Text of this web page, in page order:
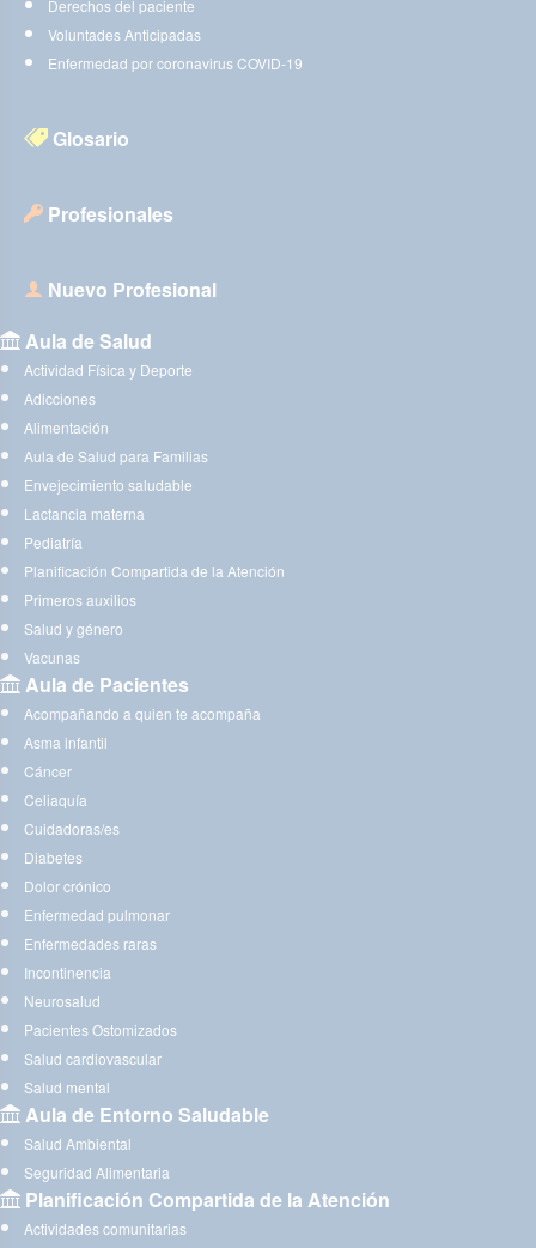
Derechos del paciente
Voluntades Anticipadas
Enfermedad por coronavirus COVID-19
Glosario
Profesionales
Nuevo Profesional
Aula de Salud
Actividad Física y Deporte
Adicciones
Alimentación
Aula de Salud para Familias
Envejecimiento saludable
Lactancia materna
Pediatría
Planificación Compartida de la Atención
Primeros auxilios
Salud y género
Vacunas
Aula de Pacientes
Acompañando a quien te acompaña
Asma infantil
Cáncer
Celiaquía
Cuidadoras/es
Diabetes
Dolor crónico
Enfermedad pulmonar
Enfermedades raras
Incontinencia
Neurosalud
Pacientes Ostomizados
Salud cardiovascular
Salud mental
Aula de Entorno Saludable
Salud Ambiental
Seguridad Alimentaria
Planificación Compartida de la Atención
Actividades comunitarias